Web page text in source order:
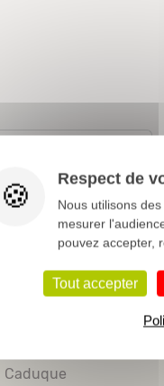
Plantation
3 à 6 m
Caduque
Respect de
Nous utilisons
mesurer
pouvez accepter,
Tout accepter